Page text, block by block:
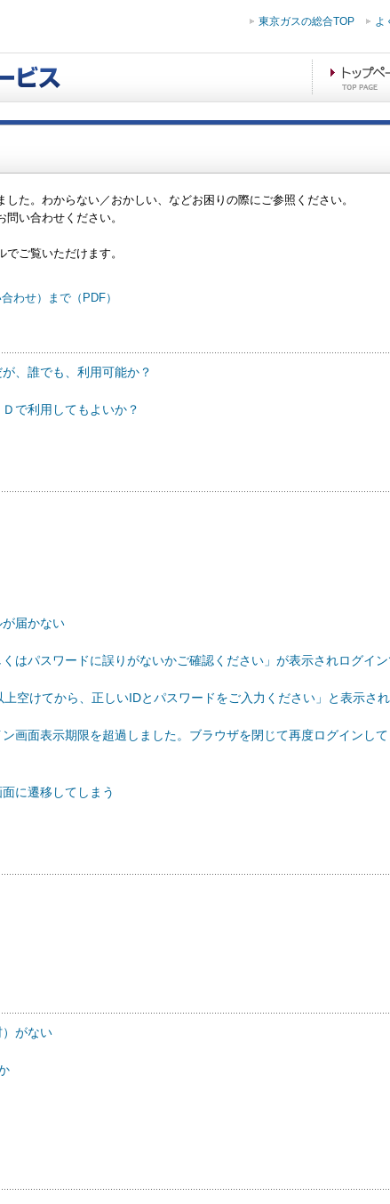
東京ガスの総合TOP よ
た。わからない／おかしい、などお困りの際にご参照ください。
い合わせください。
ご覧いただけます。
わせ）まで（PDF）
、誰でも、利用可能か？
で利用してもよいか？
届かない
はパスワードに誤りがないかご確認ください」が表示されログイ
空けてから、正しいIDとパスワードをご入力ください」と表示さ
画面表示期限を超過しました。ブラウザを閉じて再度ログインし
に遷移してしまう
がない